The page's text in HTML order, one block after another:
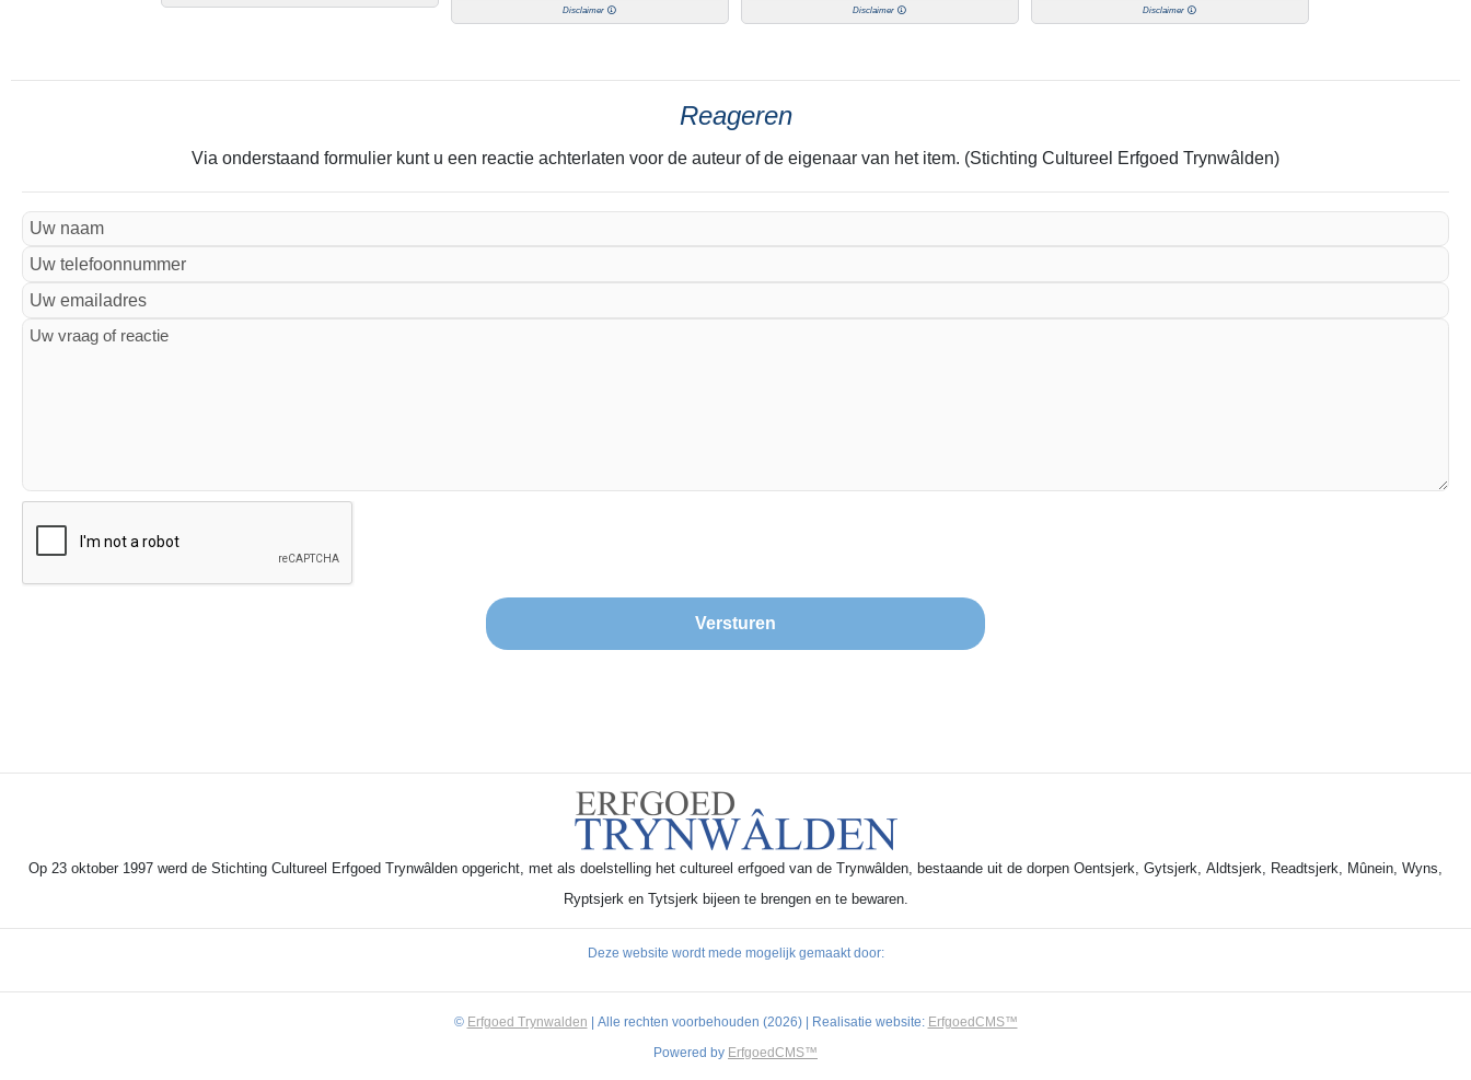
Disclaimer Disclaimer Disclaimer
Reageren
Via onderstaand formulier kunt u een reactie achterlaten voor de auteur of de eigenaar van het item. (Stichting Cultureel Erfgoed Trynwâlden)
Op 23 oktober 1997 werd de Stichting Cultureel Erfgoed Trynwâlden opgericht, met als doelstelling het cultureel erfgoed van de Trynwâlden, bestaande uit de dorpen Oentsjerk, Gytsjerk, Aldtsjerk, Readtsjerk, Mûnein, Wyns,
Ryptsjerk en Tytsjerk bijeen te brengen en te bewaren.
Deze website wordt mede mogelijk gemaakt door:
© Erfgoed Trynwalden | Alle rechten voorbehouden (2026) | Realisatie website: ErfgoedCMS™
Powered by ErfgoedCMS™